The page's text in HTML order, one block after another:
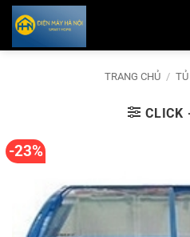
Bỏ
qua
nội
TRANG CHỦ /
CLICK
-23%